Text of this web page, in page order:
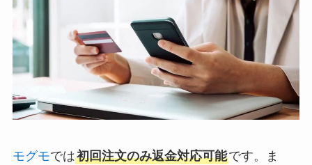
モグモでは初回注文のみ返金対応可能です。ま